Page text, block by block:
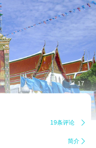
 17
19条评论 
简介 